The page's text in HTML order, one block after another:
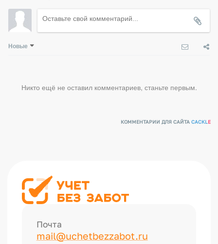
Новые
Никто ещё не оставил комментариев, станьте первым.
КОММЕНТАРИИ ДЛЯ САЙТАCACKLE
Почта
mail@uchetbezzabot.ru